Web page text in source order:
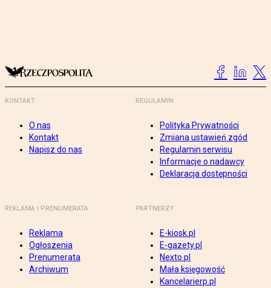
KONTAKT
O nas
Kontakt
Napisz do nas
REGULAMIN
Polityka Prywatności
Zmiana ustawień zgód
Regulamin serwisu
Informacje o nadawcy
Deklaracja dostępności
REKLAMA I PRENUMERATA
Reklama
Ogłoszenia
Prenumerata
Archiwum
PARTNERZY
E-kiosk.pl
E-gazety.pl
Nexto.pl
Mała księgowość
Kancelarierp.pl